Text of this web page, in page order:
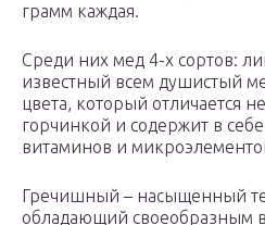
грамм каждая.
Среди них мед 4-х сортов:
известный всем душистый
цвета, который отличается
горчинкой и содержит в
витаминов и
Гречишный – насыщенный
обладающий своеобразным